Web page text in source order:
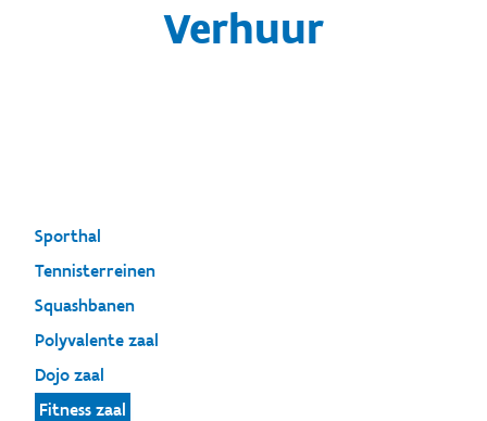
Verhuur
Sporthal
Tennisterreinen
Squashbanen
Polyvalente zaal
Dojo zaal
Fitness zaal